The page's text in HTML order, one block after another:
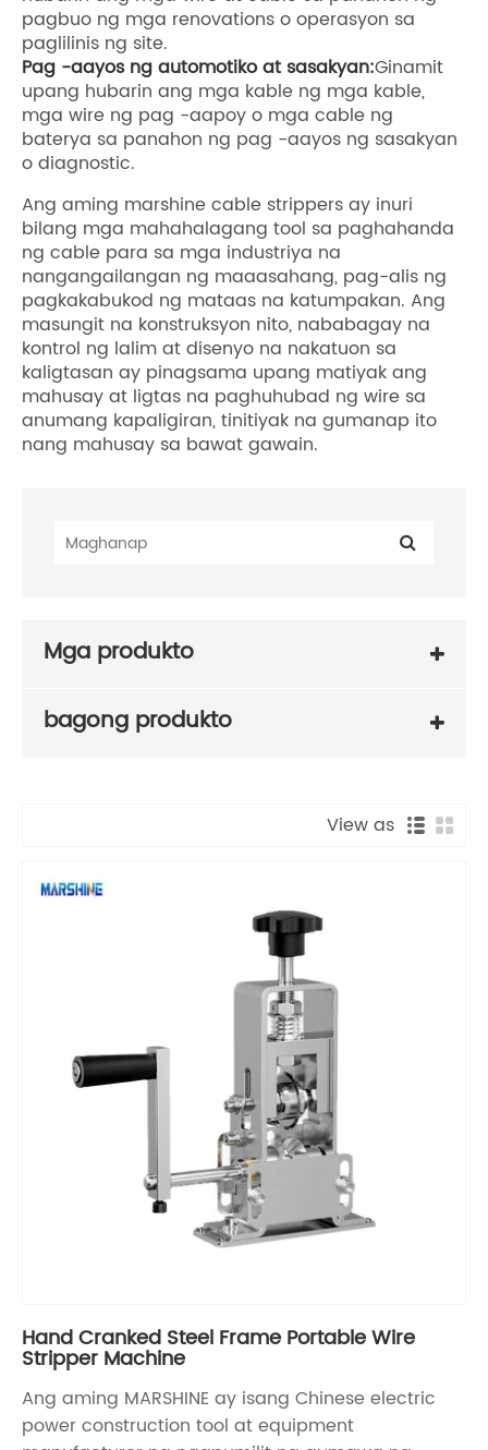
pagbuo ng mga renovations o operasyon sa
paglilinis ng site.
Pag -aayos ng automotiko at sasakyan:Ginamit
upang hubarin ang mga kable ng mga kable,
mga wire ng pag -aapoy o mga cable ng
baterya sa panahon ng pag -aayos ng sasakyan
o diagnostic.
Ang aming marshine cable strippers ay inuri
bilang mga mahahalagang tool sa paghahanda
ng cable para sa mga industriya na
nangangailangan ng maaasahang, pag-alis ng
pagkakabukod ng mataas na katumpakan. Ang
masungit na konstruksyon nito, nababagay na
kontrol ng lalim at disenyo na nakatuon sa
kaligtasan ay pinagsama upang matiyak ang
mahusay at ligtas na paghuhubad ng wire sa
anumang kapaligiran, tinitiyak na gumanap ito
nang mahusay sa bawat gawain.
Mga produkto
bagong produkto
View as
Hand Cranked Steel Frame Portable Wire
Stripper Machine
Ang aming MARSHINE ay isang Chinese electric
power construction tool at equipment